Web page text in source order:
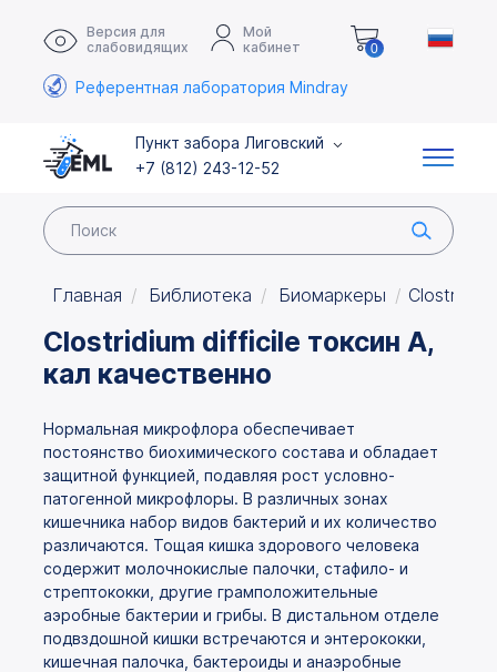
Версия для
слабовидящих
Мой
кабинет
0
Референтная лаборатория Mindray
Пункт забора Лиговский
+7 (812) 243-12-52
Главная Библиотека Биомаркеры
Clostridium difficile токсин А,
кал качественно
Нормальная микрофлора обеспечивает
постоянство биохимического состава и обладает
защитной функцией, подавляя рост условно-
патогенной микрофлоры. В различных зонах
кишечника набор видов бактерий и их количество
различаются. Тощая кишка здорового человека
содержит молочнокислые палочки, стафило- и
стрептококки, другие грамположительные
аэробные бактерии и грибы. В дистальном отделе
подвздошной кишки встречаются и энтерококки,
кишечная палочка, бактероиды и анаэробные